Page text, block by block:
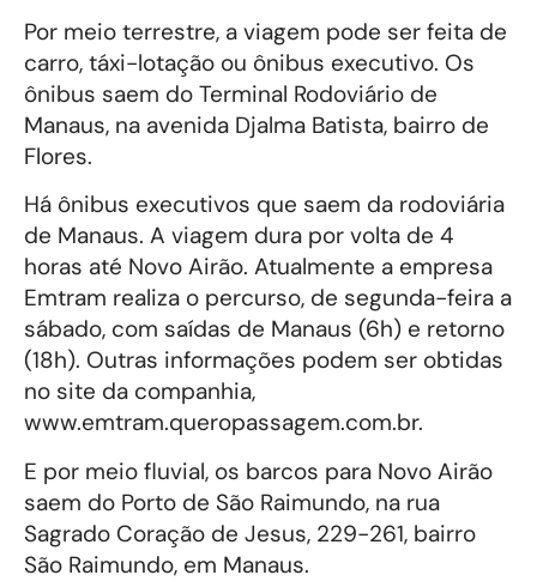
Por meio terrestre, a viagem pode ser feita de
carro, táxi-lotação ou ônibus executivo. Os
ônibus saem do Terminal Rodoviário de
Manaus, na avenida Djalma Batista, bairro de
Flores.
Há ônibus executivos que saem da rodoviária
de Manaus. A viagem dura por volta de 4
horas até Novo Airão. Atualmente a empresa
Emtram realiza o percurso, de segunda-feira a
sábado, com saídas de Manaus (6h) e retorno
(18h). Outras informações podem ser obtidas
no site da companhia,
www.emtram.queropassagem.com.br.
E por meio fluvial, os barcos para Novo Airão
saem do Porto de São Raimundo, na rua
Sagrado Coração de Jesus, 229-261, bairro
São Raimundo, em Manaus.